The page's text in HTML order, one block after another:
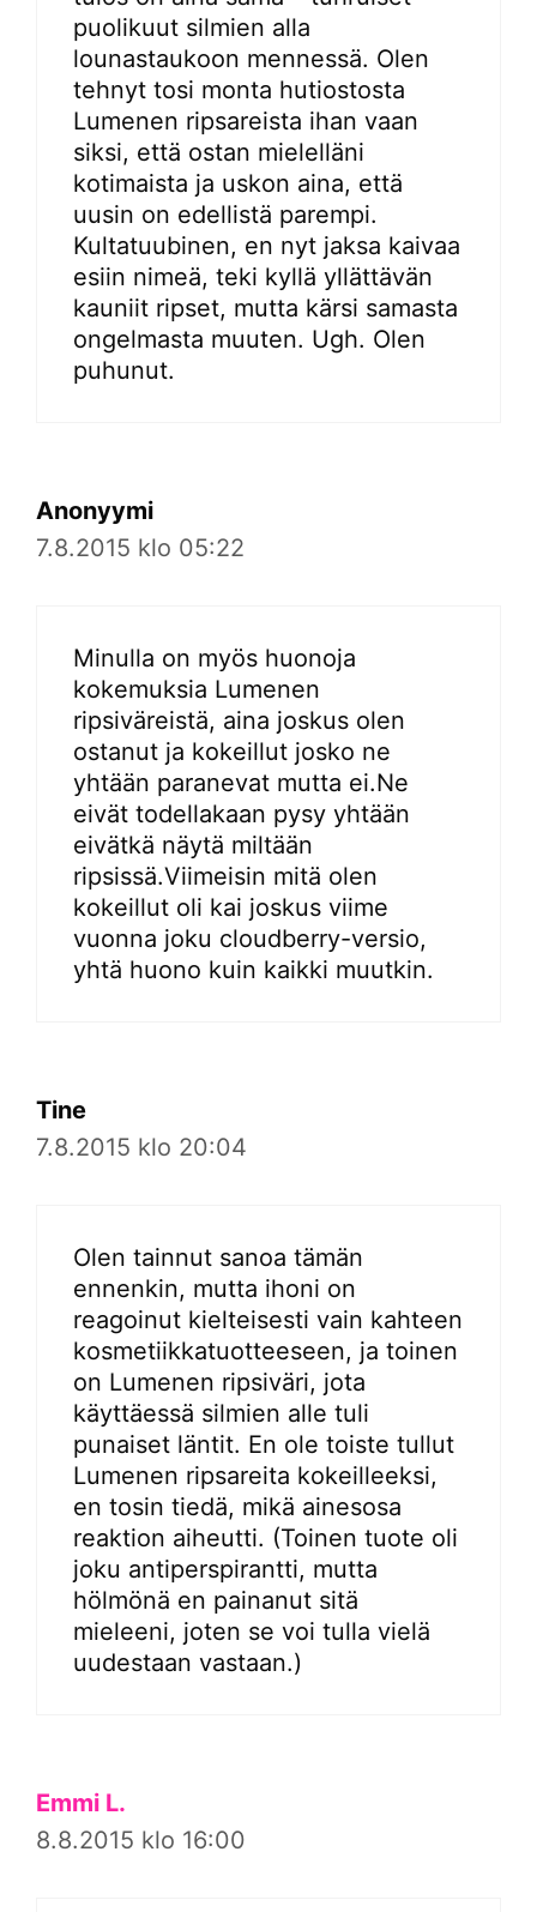
puolikuut silmien alla
lounastaukoon mennessä. Olen
tehnyt tosi monta hutiostosta
Lumenen ripsareista ihan vaan
siksi, että ostan mielelläni
kotimaista ja uskon aina, että
uusin on edellistä parempi.
Kultatuubinen, en nyt jaksa kaivaa
esiin nimeä, teki kyllä yllättävän
kauniit ripset, mutta kärsi samasta
ongelmasta muuten. Ugh. Olen
puhunut.
Anonyymi
7.8.2015 klo 05:22
Minulla on myös huonoja
kokemuksia Lumenen
ripsiväreistä, aina joskus olen
ostanut ja kokeillut josko ne
yhtään paranevat mutta ei.Ne
eivät todellakaan pysy yhtään
eivätkä näytä miltään
ripsissä.Viimeisin mitä olen
kokeillut oli kai joskus viime
vuonna joku cloudberry-versio,
yhtä huono kuin kaikki muutkin.
Tine
7.8.2015 klo 20:04
Olen tainnut sanoa tämän
ennenkin, mutta ihoni on
reagoinut kielteisesti vain kahteen
kosmetiikkatuotteeseen, ja toinen
on Lumenen ripsiväri, jota
käyttäessä silmien alle tuli
punaiset läntit. En ole toiste tullut
Lumenen ripsareita kokeilleeksi,
en tosin tiedä, mikä ainesosa
reaktion aiheutti. (Toinen tuote oli
joku antiperspirantti, mutta
hölmönä en painanut sitä
mieleeni, joten se voi tulla vielä
uudestaan vastaan.)
Emmi L.
8.8.2015 klo 16:00